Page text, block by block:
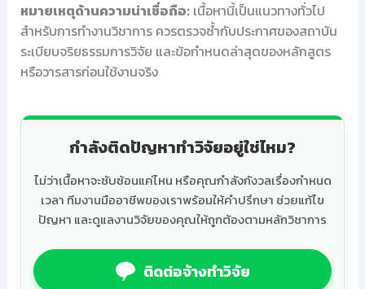
หมายเหตุด้านความน่าเชื่อถือ: เนื้อหานี้เป็นแนวทางทั่วไป
สำหรับการทำงานวิชาการ ควรตรวจซ้ำกับประกาศของสถาบัน
ระเบียบจริยธรรมการวิจัย และข้อกำหนดล่าสุดของหลักสูตร
หรือวารสารก่อนใช้งานจริง
กำลังติดปัญหาทำวิจัยอยู่ใช่ไหม?
ไม่ว่าเนื้อหาจะซับซ้อนแค่ไหน หรือคุณกำลังกังวลเรื่องกำหนด
เวลา ทีมงานมืออาชีพของเราพร้อมให้คำปรึกษา ช่วยแก้ไข
ปัญหา และดูแลงานวิจัยของคุณให้ถูกต้องตามหลักวิชาการ
ติดต่อจ้างทำวิจัย